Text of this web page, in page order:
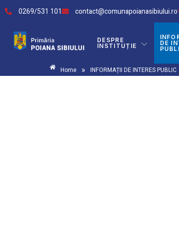
0269/531 101 contact@comunapoianasibiului.ro
DESPRE
INSTITUȚIE
DE
Home » INFORMAȚII DE INTERES PUBLIC